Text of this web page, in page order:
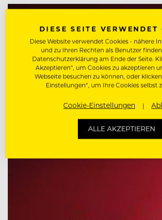
DIESE SEITE VERWENDET
Diese Website verwendet Cookies - nähere
und zu Ihren Rechten als Benutzer
Datenschutzerklärung am Ende der Seite.
Akzeptieren“, um Cookies zu akzeptieren
Webseite besuchen zu können, oder klicken
Einstellungen“, um Ihre Cookies selbst
Cookie-Einstellungen
ALLE AKZEPTIEREN